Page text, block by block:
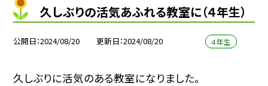
久しぶりの活気あふれる教室に（４年生）
公開日 2024/08/20 更新日 2024/08/20 ４年生
久しぶりに活気のある教室になりました。